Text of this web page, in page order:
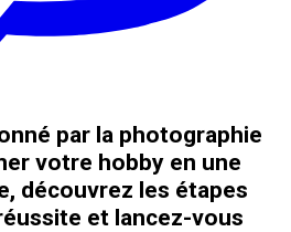
par la photographie
votre hobby en une
découvrez les étapes
et lancez-vous